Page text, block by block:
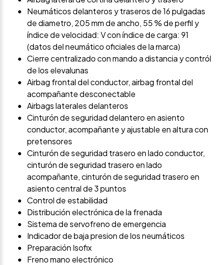
Neumáticos delanteros y traseros de 16 pulgadas
de diametro, 205 mm de ancho, 55 % de perfil y
índice de velocidad: V con índice de carga: 91
(datos del neumático oficiales de la marca)
Cierre centralizado con mando a distancia y contról
de los elevalunas
Airbag frontal del conductor, airbag frontal del
acompañante desconectable
Airbags laterales delanteros
Cinturón de seguridad delantero en asiento
conductor, acompañante y ajustable en altura con
pretensores
Cinturón de seguridad trasero en lado conductor,
cinturón de seguridad trasero en lado
acompañante, cinturón de seguridad trasero en
asiento central de 3 puntos
Control de estabilidad
Distribución electrónica de la frenada
Sistema de servofreno de emergencia
Indicador de baja presion de los neumáticos
Preparación Isofix
Freno mano electrónico